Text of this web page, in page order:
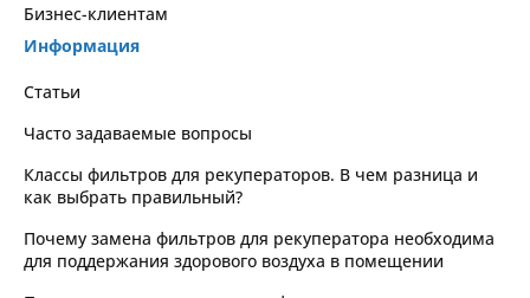
Бизнес-клиентам
Информация
Статьи
Часто задаваемые вопросы
Классы фильтров для рекуператоров. В чем разница и
как выбрать правильный?
Почему замена фильтров для рекуператора необходима
для поддержания здорового воздуха в помещении